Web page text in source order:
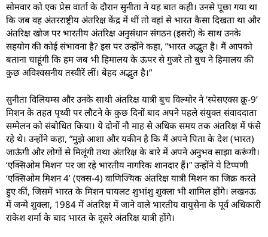
सोमवार को एक प्रेस वार्ता के दौरान सुनीता ने यह बात कही। उनसे पूछा गया था
कि जब वह अंतरराष्ट्रीय अंतरिक्ष केंद्र में थीं तो वहां से भारत कैसा दिखता था और
अंतरिक्ष खोज पर भारतीय अंतरिक्ष अनुसंधान संगठन (इसरो) के साथ उनके
सहयोग की कोई संभावना है? इस पर उन्होंने कहा, ”भारत अद्भुत है। मैं आपको
बताना चाहूंगी कि हम जब भी हिमालय के ऊपर से गुजरे तो बुच ने हिमालय की
कुछ अविश्वसनीय तस्वीरें लीं। बेहद अद्भुत है।”
सुनीता विलियम्स और उनके साथी अंतरिक्ष यात्री बुच विल्मोर ने ‘स्पेसएक्स क्रू-9’
मिशन के तहत पृथ्वी पर लौटने के कुछ दिनों बाद अपने पहले संयुक्त संवाददाता
सम्मेलन को संबोधित किया। ये दोनों नौ माह से अधिक समय तक अंतरिक्ष में फंसे
रहे थे। उन्होंने कहा, ”मुझे आशा और यकीन है कि मैं अपने पिता के देश (भारत)
जाऊंगी और लोगों से मिलूंगी तथा अंतरिक्ष के बारे में अपने अनुभव साझा करूंगी।
‘एक्सिओम मिशन’ पर जा रहे भारतीय नागरिक शानदार हैं।” उन्होंने ये टिप्पणी
‘एक्सिओम मिशन 4’ (एक्स-4) वाणिज्यिक अंतरिक्ष यात्री मिशन का जिक्र करते
हुए कीं, जिसमें भारत के मिशन पायलट शुभांशु शुक्ला भी शामिल होंगे। लखनऊ
में जन्मे शुक्ला, 1984 में अंतरिक्ष में जाने वाले भारतीय वायुसेना के पूर्व अधिकारी
राकेश शर्मा के बाद भारत के दूसरे अंतरिक्ष यात्री होंगे।